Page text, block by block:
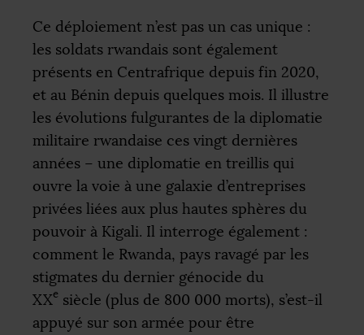
Ce déploiement n’est pas un cas unique :
les soldats rwandais sont également
présents en Centrafrique depuis fin 2020,
et au Bénin depuis quelques mois. Il illustre
les évolutions fulgurantes de la diplomatie
militaire rwandaise ces vingt dernières
années – une diplomatie en treillis qui
ouvre la voie à une galaxie d’entreprises
privées liées aux plus hautes sphères du
pouvoir à Kigali. Il interroge également :
comment le Rwanda, pays ravagé par les
stigmates du dernier génocide du
XXe siècle (plus de 800 000 morts), s’est-il
appuyé sur son armée pour être